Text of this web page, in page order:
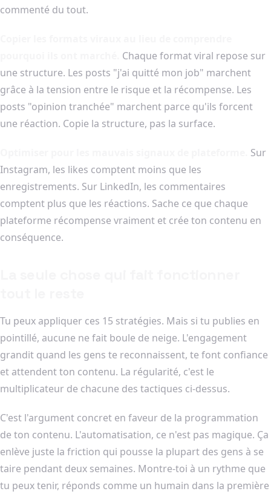
commenté du tout.
Chaque format viral repose sur
une structure. Les posts "j'ai quitté mon job" marchent
grâce à la tension entre le risque et la récompense. Les
posts "opinion tranchée" marchent parce qu'ils forcent
une réaction. Copie la structure, pas la surface.
Sur
Instagram, les likes comptent moins que les
enregistrements. Sur LinkedIn, les commentaires
comptent plus que les réactions. Sache ce que chaque
plateforme récompense vraiment et crée ton contenu en
conséquence.
Tu peux appliquer ces 15 stratégies. Mais si tu publies en
pointillé, aucune ne fait boule de neige. L'engagement
grandit quand les gens te reconnaissent, te font confiance
et attendent ton contenu. La régularité, c'est le
multiplicateur de chacune des tactiques ci-dessus.
C'est l'argument concret en faveur de la programmation
de ton contenu. L'automatisation, ce n'est pas magique. Ça
enlève juste la friction qui pousse la plupart des gens à se
taire pendant deux semaines. Montre-toi à un rythme que
tu peux tenir, réponds comme un humain dans la première